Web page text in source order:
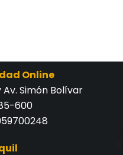
Online
Simón Bolívar
600